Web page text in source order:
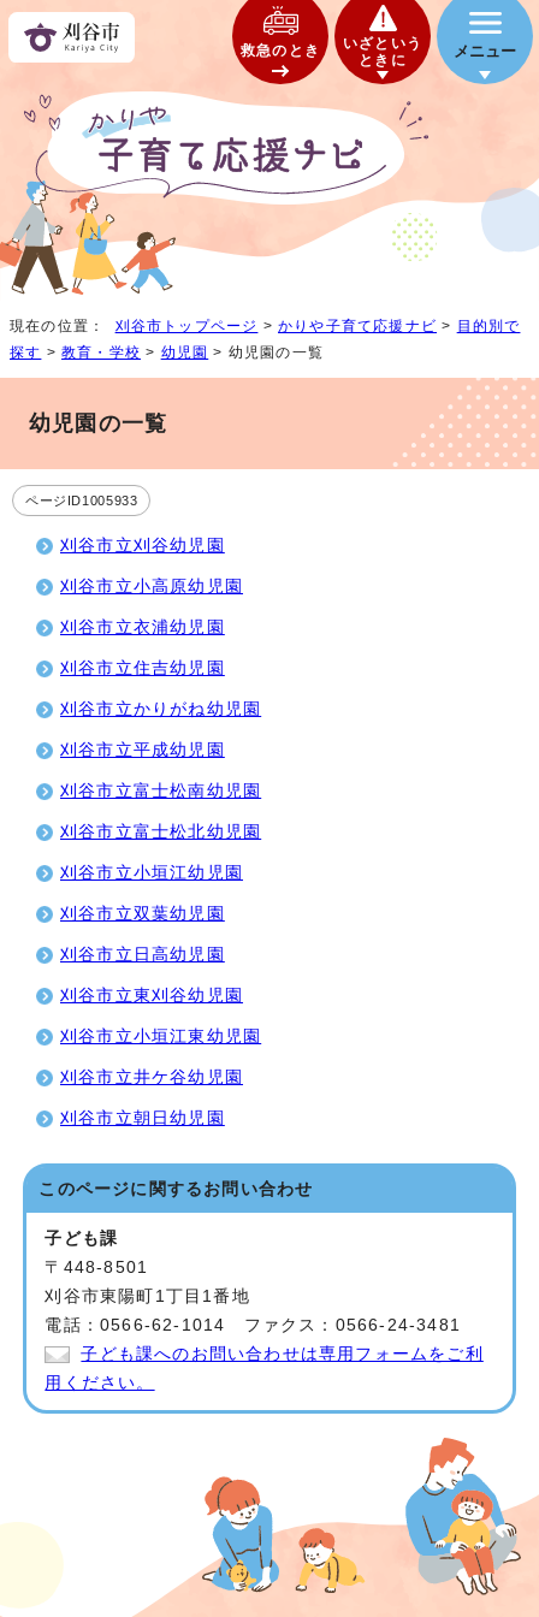
救急のとき
いざという
ときに
メニュー
現在の位置： 刈谷市トップページ >かりや子育て応援ナビ > 目的別で
探す >教育・学校 > 幼児園 > 幼児園の一覧
幼児園の一覧
ページID1005933
刈谷市立刈谷幼児園
刈谷市立小高原幼児園
刈谷市立衣浦幼児園
刈谷市立住吉幼児園
刈谷市立かりがね幼児園
刈谷市立平成幼児園
刈谷市立富士松南幼児園
刈谷市立富士松北幼児園
刈谷市立小垣江幼児園
刈谷市立双葉幼児園
刈谷市立日高幼児園
刈谷市立東刈谷幼児園
刈谷市立小垣江東幼児園
刈谷市立井ケ谷幼児園
刈谷市立朝日幼児園
このページに関する お問い合わせ
子ども課
〒448-8501
刈谷市東陽町1丁目1番地
電話：0566-62-1014 ファクス：0566-24-3481
子ども課へのお問い合わせは専用フォームをご利
用ください。